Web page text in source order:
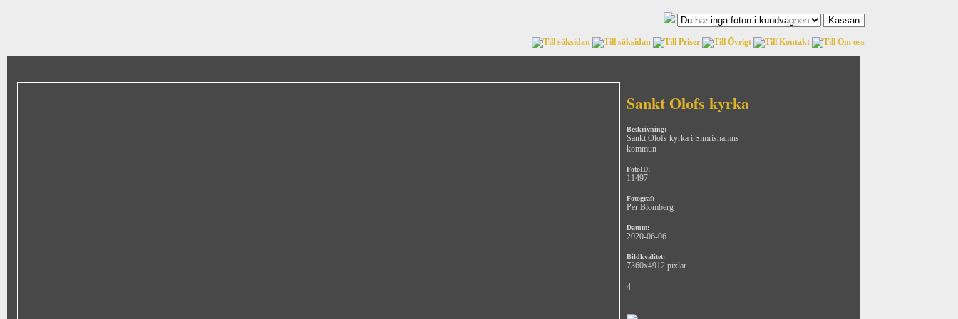
Sankt Olofs kyrka
Beskrivning:
Sankt Olofs kyrka i Simrishamns
kommun
FotoID:
11497
Fotograf:
Per Blomberg
Datum:
2020-06-06
Bildkvalitet:
7360x4912 pixlar
4